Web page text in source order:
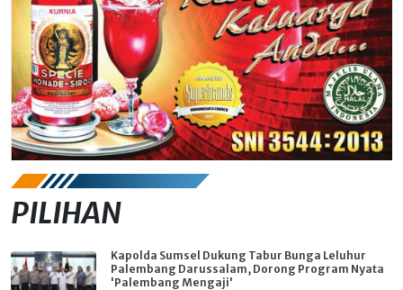
PILIHAN
Kapolda Sumsel Dukung Tabur Bunga Leluhur
Palembang Darussalam, Dorong Program Nyata
'Palembang Mengaji'